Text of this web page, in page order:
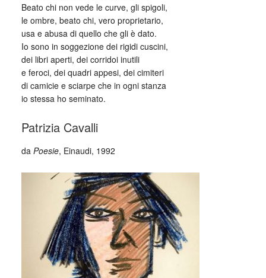
Beato chi non vede le curve, gli spigoli,
le ombre, beato chi, vero proprietario,
usa e abusa di quello che gli è dato.
Io sono in soggezione dei rigidi cuscini,
dei libri aperti, dei corridoi inutili
e feroci, dei quadri appesi, dei cimiteri
di camicie e sciarpe che in ogni stanza
io stessa ho seminato.
Patrizia Cavalli
da Poesie, Einaudi, 1992